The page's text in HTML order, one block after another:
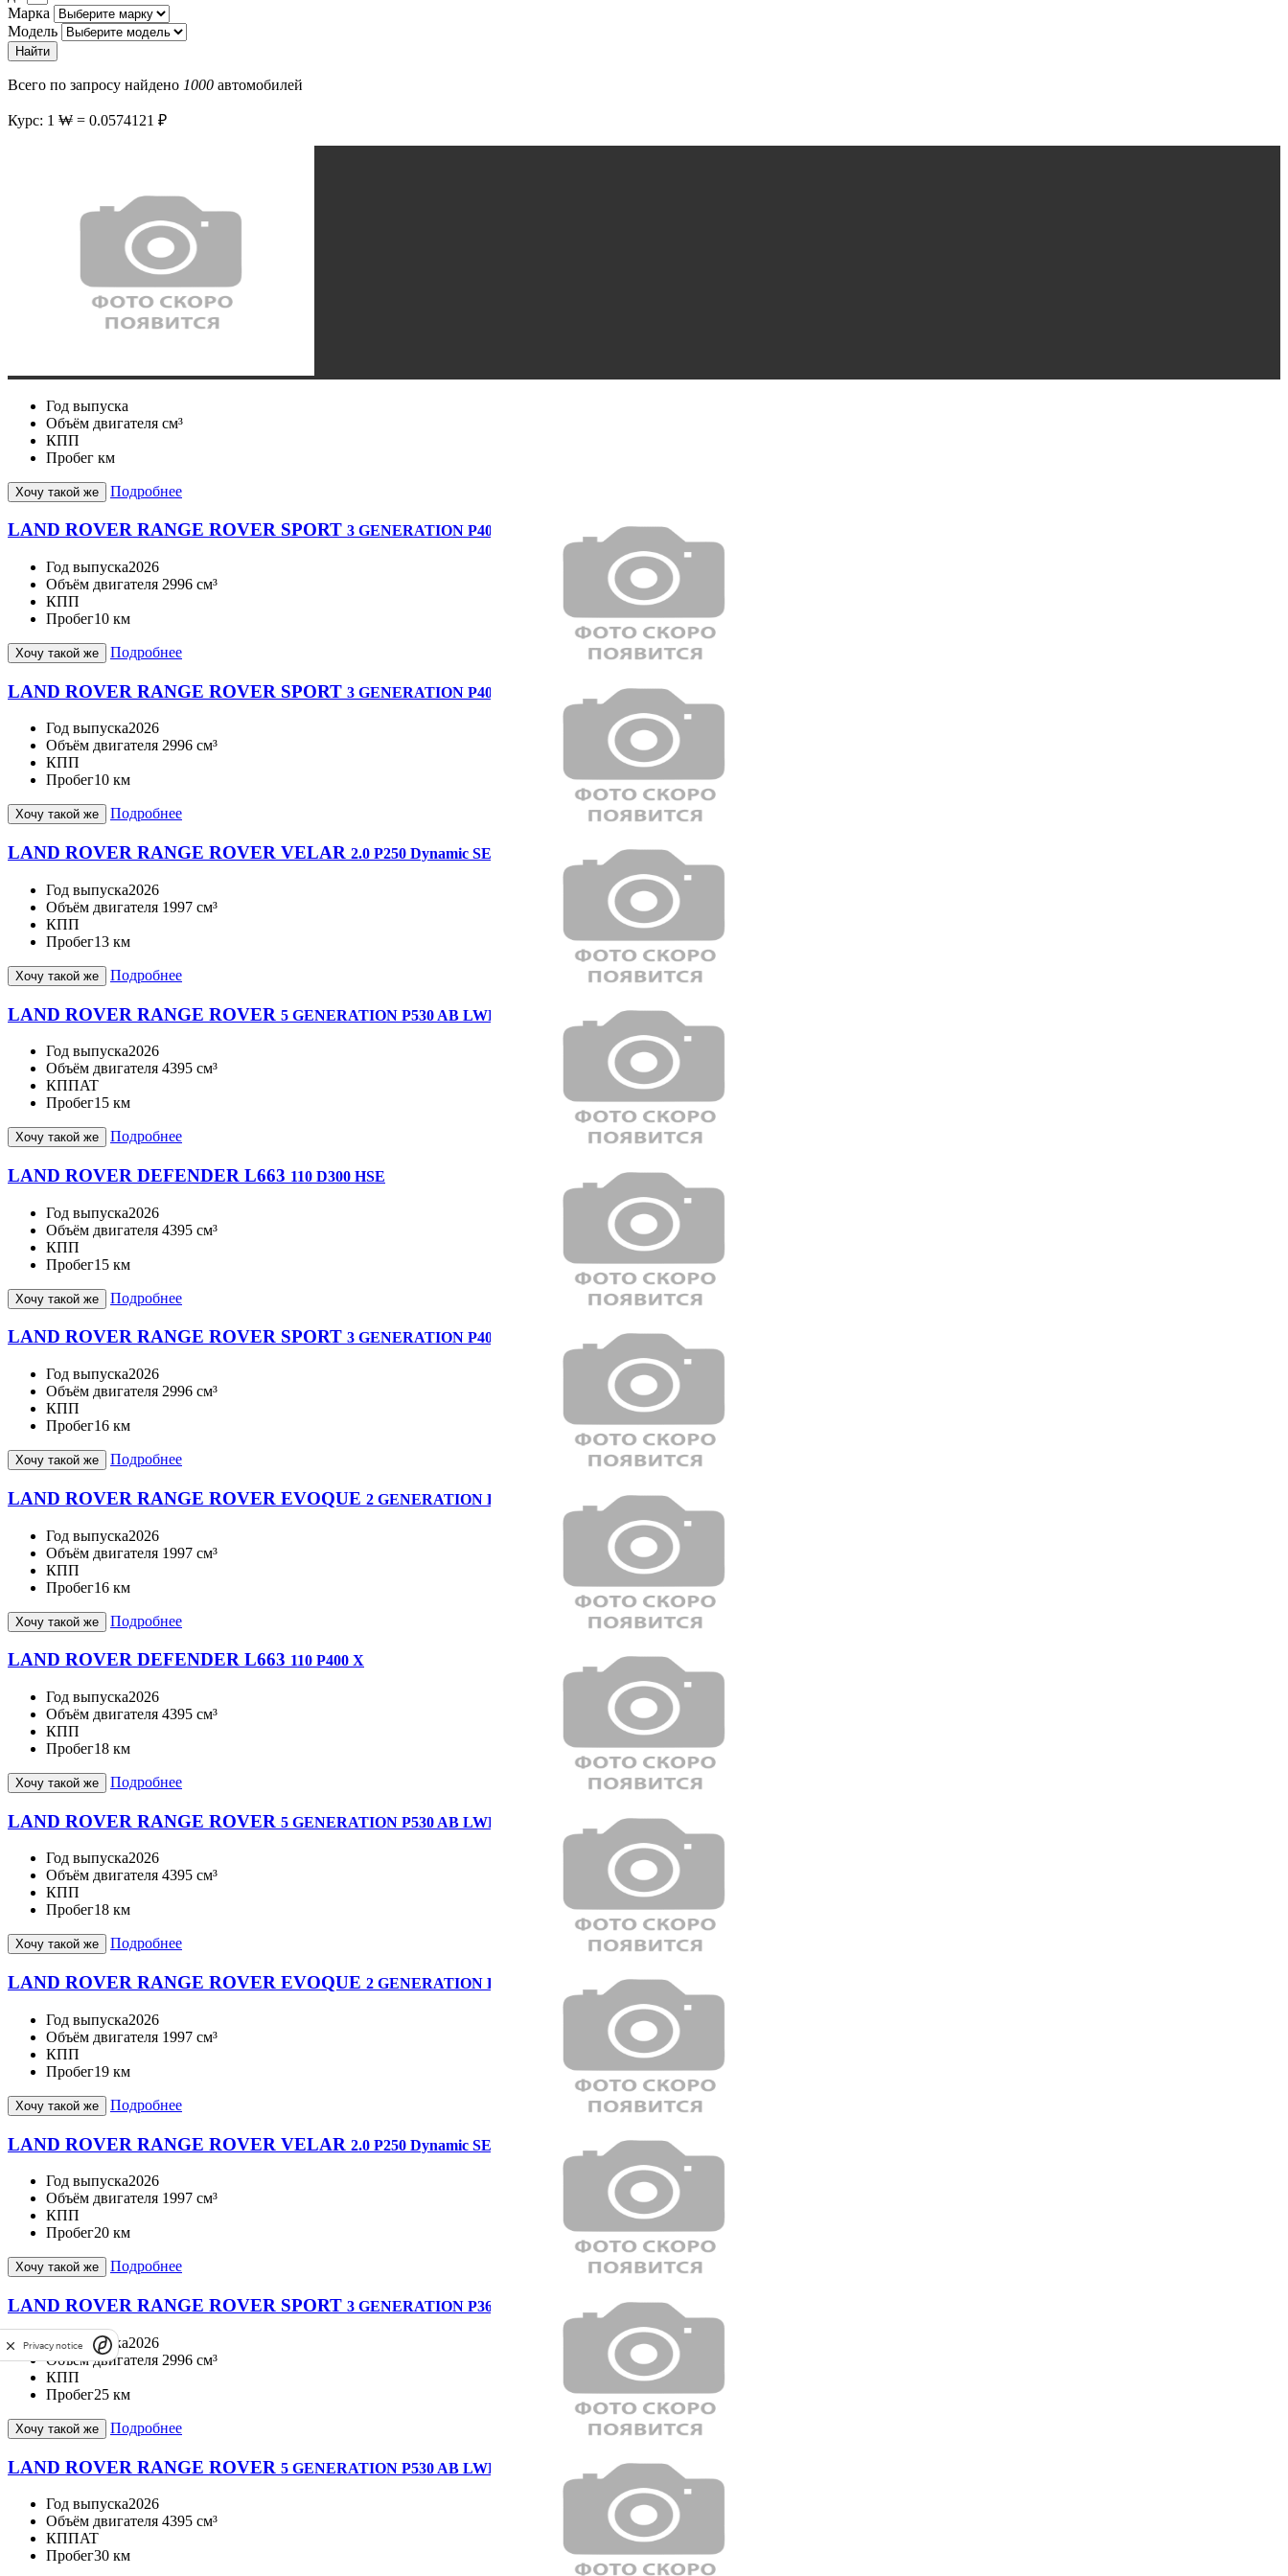
Марка
Модель
Найти
Всего по запросу найдено 1000 автомобилей
Курс: 1 ₩ = 0.0574121 ₽
Год выпуска
Объём двигателя см³
КПП
Пробег км
Хочу такой же Подробнее
LAND ROVER RANGE ROVER SPORT 3 GENERATION P400 AB
Год выпуска2026
Объём двигателя 2996 см³
КПП
Пробег10 км
Хочу такой же Подробнее
LAND ROVER RANGE ROVER SPORT 3 GENERATION P400 AB
Год выпуска2026
Объём двигателя 2996 см³
КПП
Пробег10 км
Хочу такой же Подробнее
LAND ROVER RANGE ROVER VELAR 2.0 P250 Dynamic SE
Год выпуска2026
Объём двигателя 1997 см³
КПП
Пробег13 км
Хочу такой же Подробнее
LAND ROVER RANGE ROVER 5 GENERATION P530 AB LWB
Год выпуска2026
Объём двигателя 4395 см³
КППAT
Пробег15 км
Хочу такой же Подробнее
LAND ROVER DEFENDER L663 110 D300 HSE
Год выпуска2026
Объём двигателя 4395 см³
КПП
Пробег15 км
Хочу такой же Подробнее
LAND ROVER RANGE ROVER SPORT 3 GENERATION P400 AB
Год выпуска2026
Объём двигателя 2996 см³
КПП
Пробег16 км
Хочу такой же Подробнее
LAND ROVER RANGE ROVER EVOQUE 2 GENERATION P250 Dynamic SE
Год выпуска2026
Объём двигателя 1997 см³
КПП
Пробег16 км
Хочу такой же Подробнее
LAND ROVER DEFENDER L663 110 P400 X
Год выпуска2026
Объём двигателя 4395 см³
КПП
Пробег18 км
Хочу такой же Подробнее
LAND ROVER RANGE ROVER 5 GENERATION P530 AB LWB
Год выпуска2026
Объём двигателя 4395 см³
КПП
Пробег18 км
Хочу такой же Подробнее
LAND ROVER RANGE ROVER EVOQUE 2 GENERATION P250 Dynamic SE
Год выпуска2026
Объём двигателя 1997 см³
КПП
Пробег19 км
Хочу такой же Подробнее
LAND ROVER RANGE ROVER VELAR 2.0 P250 Dynamic SE
Год выпуска2026
Объём двигателя 1997 см³
КПП
Пробег20 км
Хочу такой же Подробнее
LAND ROVER RANGE ROVER SPORT 3 GENERATION P360 HSE Dynamic
Год выпуска2026
Объём двигателя 2996 см³
КПП
Пробег25 км
Хочу такой же Подробнее
LAND ROVER RANGE ROVER 5 GENERATION P530 AB LWB
Год выпуска2026
Объём двигателя 4395 см³
КППAT
Пробег30 км
Privacy notice